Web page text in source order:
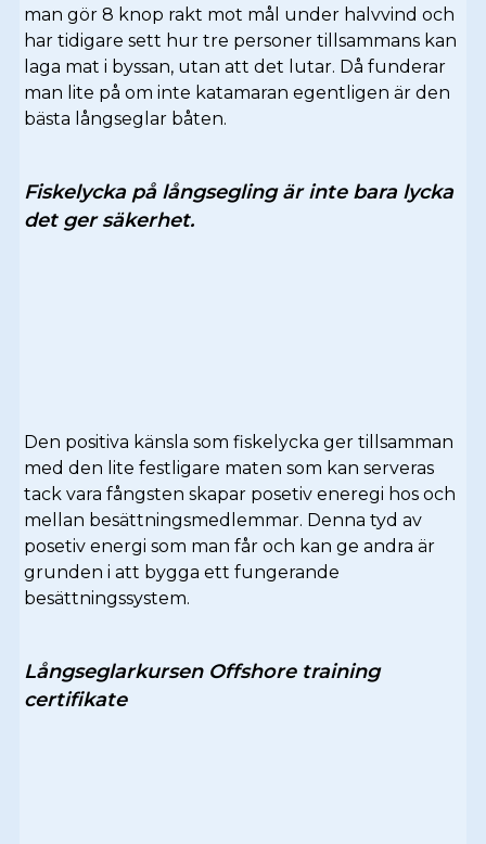
man gör 8 knop rakt mot mål under halvvind och
har tidigare sett hur tre personer tillsammans kan
laga mat i byssan, utan att det lutar. Då funderar
man lite på om inte katamaran egentligen är den
bästa långseglar båten.
Fiskelycka på långsegling är inte bara lycka
det ger säkerhet.
Den positiva känsla som fiskelycka ger tillsamman
med den lite festligare maten som kan serveras
tack vara fångsten skapar posetiv eneregi hos och
mellan besättningsmedlemmar. Denna tyd av
posetiv energi som man får och kan ge andra är
grunden i att bygga ett fungerande
besättningssystem.
Långseglarkursen Offshore training
certifikate